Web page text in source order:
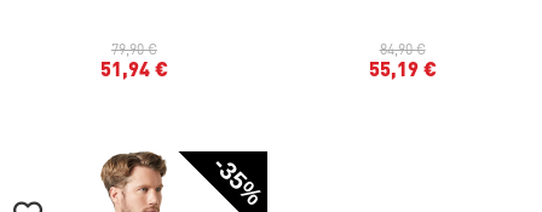
79,90 €
51,94 €
84,90 €
55,19 €
-35%